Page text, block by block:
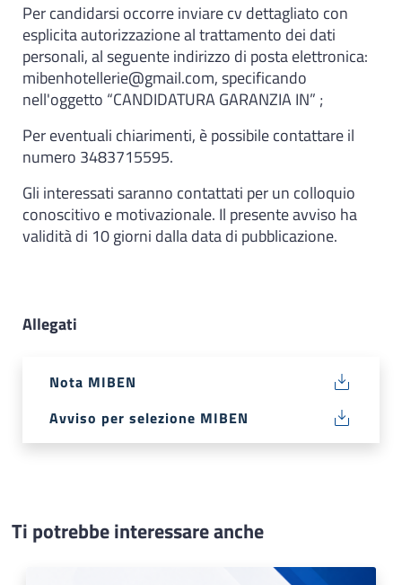
Per candidarsi occorre inviare cv dettagliato con
esplicita autorizzazione al trattamento dei dati
personali, al seguente indirizzo di posta elettronica:
mibenhotellerie@gmail.com, specificando
nell'oggetto “CANDIDATURA GARANZIA IN” ;
Per eventuali chiarimenti, è possibile contattare il
numero 3483715595.
Gli interessati saranno contattati per un colloquio
conoscitivo e motivazionale. Il presente avviso ha
validità di 10 giorni dalla data di pubblicazione.
Allegati
Nota MIBEN
Avviso per selezione MIBEN
Ti potrebbe interessare anche